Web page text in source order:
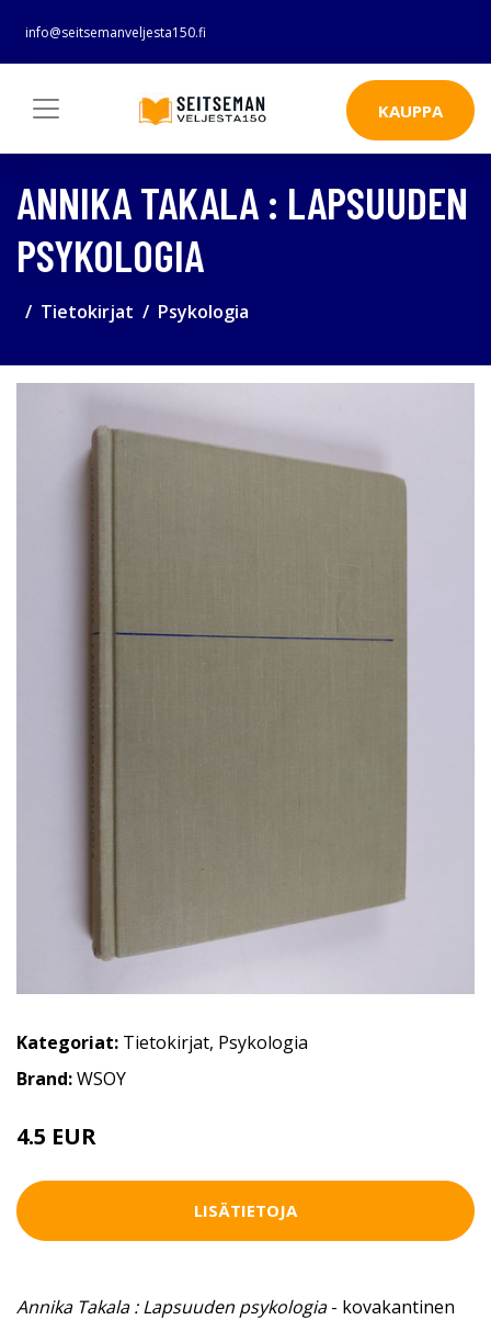
info@seitsemanveljesta150.fi
KAUPPA
ANNIKA TAKALA : LAPSUUDEN
PSYKOLOGIA
Tietokirjat Psykologia
Kategoriat: Tietokirjat, Psykologia
Brand:WSOY
4.5 EUR
LISÄTIETOJA
Annika Takala : Lapsuuden psykologia- kovakantinen